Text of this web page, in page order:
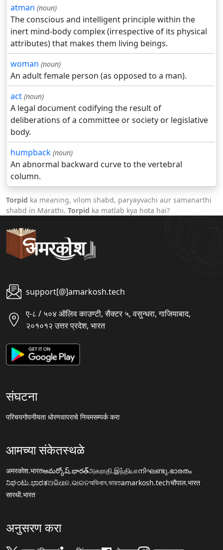
atman (noun)
The conscious and intelligent principle within the
inert mind-body complex (irrespective of its physical
attributes) that makes them living beings.
woman (noun)
An adult female person (as opposed to a man).
act (noun)
A legal document codifying the result of
deliberations of a committee or society or legislative
body.
humpback (noun)
An abnormal backward curve to the vertebral
column.
Torpid ka meaning, vilom shabd, paryayvachi aur samanarthi
shabd in Marathi. Torpid ka matlab kya hota hai?
support[@]amarkosh.tech
ए-८ / ५०४ ऑलिव काउण्टी, सैक्टर ५, वसुन्धरा, गाजियाबाद,
२०१०१२ उत्तर प्रदेश, भारत
संघटना
परिचयगोपनीयता धोरणवापराचे नियमसम्पर्क करा
आमच्या संकेतस्थळे
अमरकोश.भारतఅమర్కోష్.భారత్அகராதி.இந்தியாനിഘണ്ടു.ഭാരതം
ನಿಘಂಟು.ಭಾರತଅଭିଧାନ.ଭାରତঅভিধান.ভারতamarkosh.techचौपाल.भारत
सारथी.भारत
अनुसरण करा